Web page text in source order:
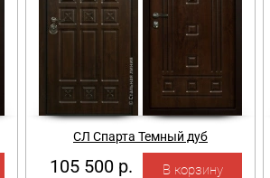
СЛ Спарта Темный дуб
105 500 р.